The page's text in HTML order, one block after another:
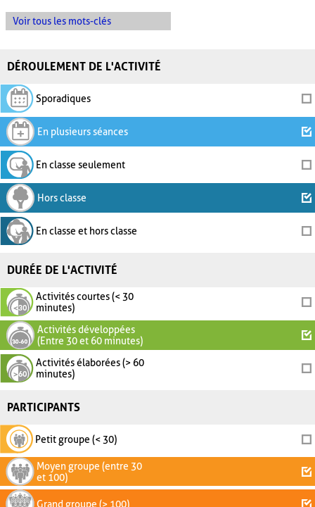
Voir tous les mots-clés
DÉROULEMENT DE L'ACTIVITÉ
Sporadiques
En plusieurs séances
En classe seulement
Hors classe
En classe et hors classe
DURÉE DE L'ACTIVITÉ
Activités courtes (< 30
minutes)
Activités développées
(Entre 30 et 60 minutes)
Activités élaborées (> 60
minutes)
PARTICIPANTS
Petit groupe (< 30)
Moyen groupe (entre 30
et 100)
Grand groupe (> 100)